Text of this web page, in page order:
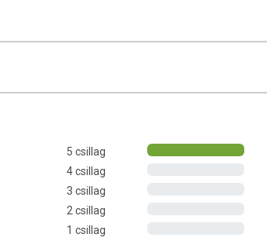
karragén. Nyomokban szóját tartalmazhat.
5 csillag
4 csillag
3 csillag
2 csillag
1 csillag